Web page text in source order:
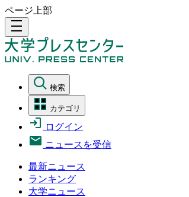
ページ上部
density_medium
検索
カテゴリ
ログイン
ニュースを受信
最新ニュース
ランキング
大学ニュース